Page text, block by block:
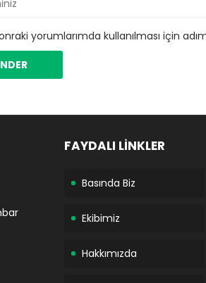
yorumlarımda kullanılması için
FAYDALI LİNKLER
Basında Biz
Ekibimiz
Hakkımızda